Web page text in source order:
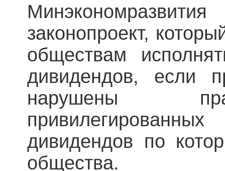
законопроект,
обществам
дивидендов, если
нарушены
дивидендов по
общества.